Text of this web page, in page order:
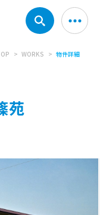
WORKS 物件詳細
苑